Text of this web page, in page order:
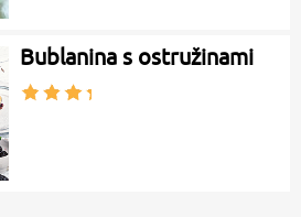
Bublanina s ostružinami